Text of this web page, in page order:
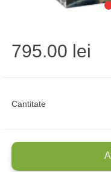
Cantitate
795.00 lei